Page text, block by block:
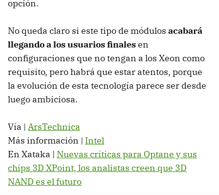
opción.
No queda claro si este tipo de módulos acabará
llegando a los usuarios finalesen
configuraciones que no tengan a los Xeon como
requisito, pero habrá que estar atentos, porque
la evolución de esta tecnología parece ser desde
luego ambiciosa.
Vía | ArsTechnica
Más información | Intel
En Xataka | Nuevas críticas para Optane y sus
chips 3D XPoint, los analistas creen que 3D
NAND es el futuro